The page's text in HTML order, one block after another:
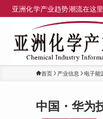
亚洲化学产业趋势潮流在这
首页 产业信息 电子能
中国・华为